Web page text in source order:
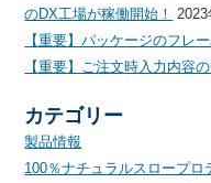
のDX工場が稼働開始！
2023
【重要】パッケージのフレ
【重要】ご注文時入力内容
カテゴリー
製品情報
100％ナチュラルスロープロ